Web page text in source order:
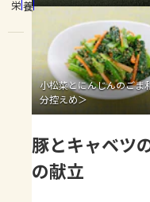
トーク
よくあるお
お買い物
AJINOMOTO
栄養
小松菜とにんじんのごま
分控えめ＞
豚とキャベツ
の献立